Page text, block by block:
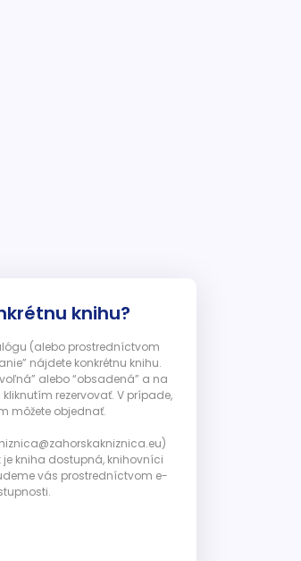
knihu?
(alebo prostredníctvom
nájdete konkrétnu knihu.
alebo “obsadená” a na
rezervovať. V prípade,
môžete objednať.
kniha dostupná, knihovníci
vás prostredníctvom e-